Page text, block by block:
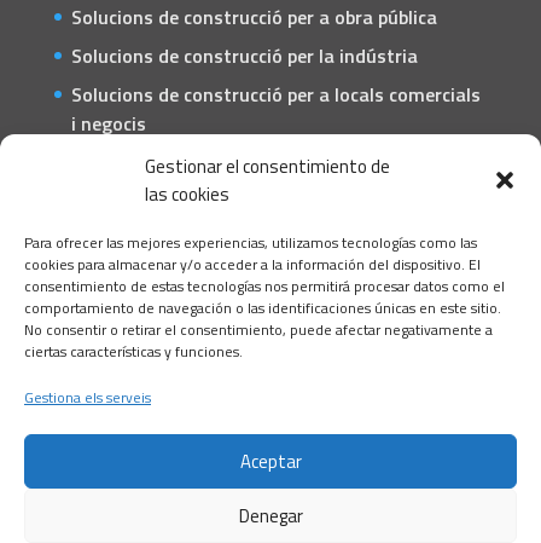
Gestionar el consentimiento de
las cookies
Para ofrecer las mejores experiencias, utilizamos tecnologías como las
cookies para almacenar y/o acceder a la información del dispositivo. El
consentimiento de estas tecnologías nos permitirá procesar datos como el
comportamiento de navegación o las identificaciones únicas en este sitio.
No consentir o retirar el consentimiento, puede afectar negativamente a
ciertas características y funciones.
Gestiona els serveis
Aceptar
Denegar
Solucions de construcció per a obra pública
Solucions de construcció per la indústria
Solucions de construcció per a locals comercials
i negocis
Solucions de construcció per a particulars
C/ Barcelona, 74 – Tortosa 43500
T 977445339 / M 607333789
info@alsocasals.com